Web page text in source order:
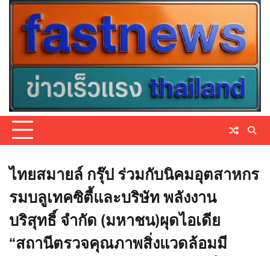
Skip
content
ไทยสมายล์ กรุ๊ป ร่วมกับนิคมอุตสาหกร
รมบลูเทคซิตี้และบริษัท พลังงาน
บริสุทธิ์ จำกัด (มหาชน)ผุดไอเดีย
“สถานีตรวจคุณภาพสิ่งแวดล้อมมี